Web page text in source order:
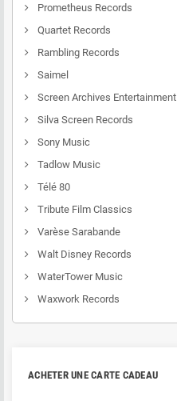
Prometheus Records
Quartet Records
Rambling Records
Saimel
Screen Archives Entertainment
Silva Screen Records
Sony Music
Tadlow Music
Télé 80
Tribute Film Classics
Varèse Sarabande
Walt Disney Records
WaterTower Music
Waxwork Records
ACHETER UNE CARTE CADEAU